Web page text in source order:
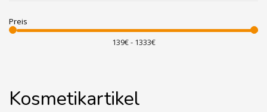
Preis
Kosmetikartikel